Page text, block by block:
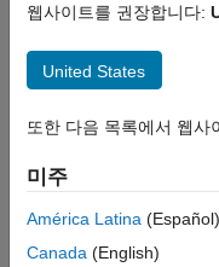
차트 프로그래밍
이 페이지 내용
설명
예제
버전 내역
구문
설명
root
개체에 액세스하려면
Access Objects in
웹사이트를 권장합니다:
United States
또한 다음 목록에서 웹사
미주
América Latina (Español)
Canada (English)